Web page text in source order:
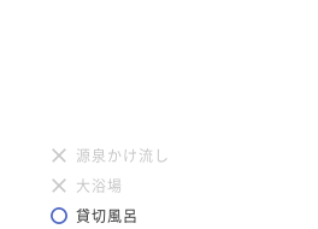
源泉かけ流し
大浴場
貸切風呂